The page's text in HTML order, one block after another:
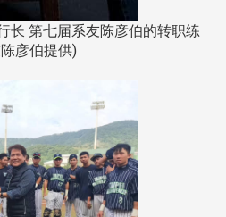
长 第七届系友陈彦伯的转职练
彦伯提供)